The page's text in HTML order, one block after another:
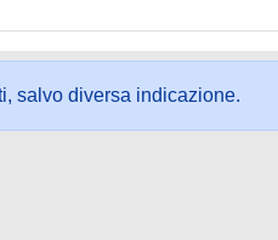
salvo diversa indicazione.